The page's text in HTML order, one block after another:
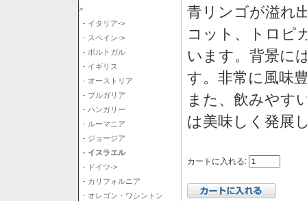
>
- イタリア->
- スペイン->
- ポルトガル
- イギリス
- オーストリア
- ブルガリア
- ハンガリー
- ルーマニア
- ジョージア
- イスラエル
- ドイツ->
- カリフォルニア
- オレゴン・ワシントン
青リンゴが溢れ
コット、トロピ
います。背景に
す。非常に風味
また、飲みやす
は美味しく発展
カートに入れる: